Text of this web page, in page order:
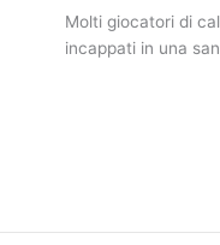
Molti giocatori di
incappati in una